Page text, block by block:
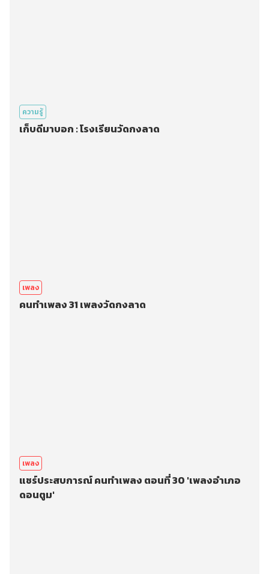
ความรู้
เก็บดีมาบอก : โรงเรียนวัดกงลาด
เพลง
คนทำเพลง 31 เพลงวัดกงลาด
เพลง
แชร์ประสบการณ์ คนทำเพลง ตอนที่ 30 'เพลงอำเภอ
ดอนตูม'